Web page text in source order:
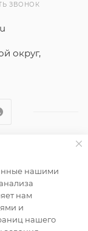
ЗВОНОК
округ,
справочный
офертой
статьи 437
Федерации.
нашими
нам
и
нашего